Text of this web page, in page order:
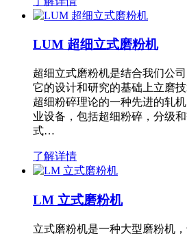
LUM 超细立式磨粉机
超细立式磨粉机是结合我们公
它的设计和研究的基础上立磨
超细粉碎理论的一种先进的轧
业设备，包括超细粉碎，分级
式…
了解详情
LM 立式磨粉机
立式磨粉机是一种大型磨粉机